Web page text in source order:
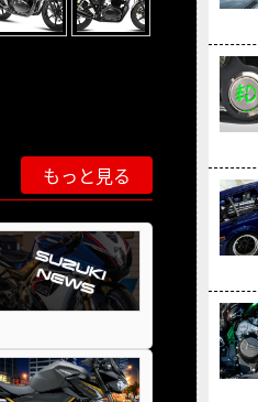
もっと見る